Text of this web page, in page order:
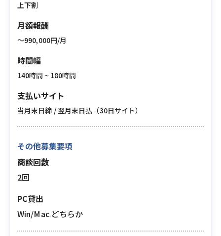
上下割
月額報酬
〜990,000円/月
時間幅
140時間 ~ 180時間
支払いサイト
当月末日締 / 翌月末日払（30日サイト）
その他募集要項
商談回数
2回
PC貸出
Win/Mac どちらか